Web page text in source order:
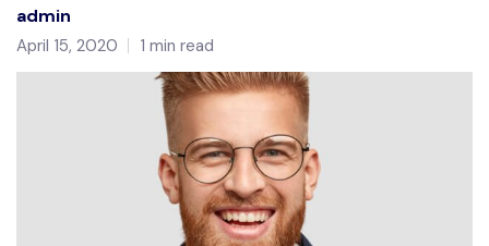
admin
April 15, 2020 1 min read